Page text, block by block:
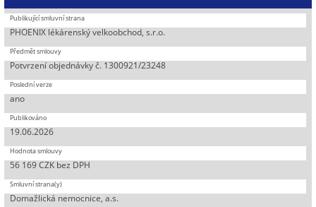
PHOENIX lékárenský velkoobchod, s.r.o.
Potvrzení objednávky č. 1300921/23248
ano
19.06.2026
56 169 CZK bez DPH
Domažlická nemocnice, a.s.